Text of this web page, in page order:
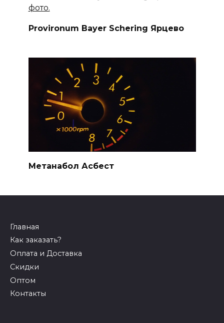
Provironum Bayer Schering Ярцево
Метанабол Асбест
Главная
Как заказать?
Оплата и Доставка
Скидки
Оптом
Контакты